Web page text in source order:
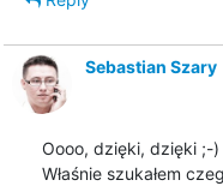
Sebastian Szary
Oooo, dzięki, dzięki ;-)
Właśnie szukałem